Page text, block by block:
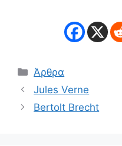
Κατηγορίες
Άρθρα
Jules Verne
Bertolt Brecht